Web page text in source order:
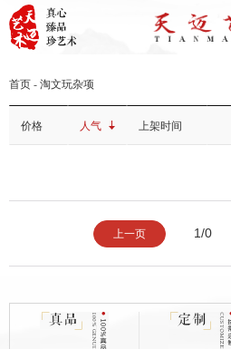
首页 - 淘文玩杂项
价格 人气 上架时间
上一页 1/0